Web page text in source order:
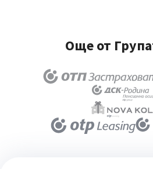
Още от